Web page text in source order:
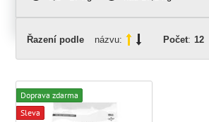
Řazení podle názvu: Počet: 12
Doprava zdarma
Sleva